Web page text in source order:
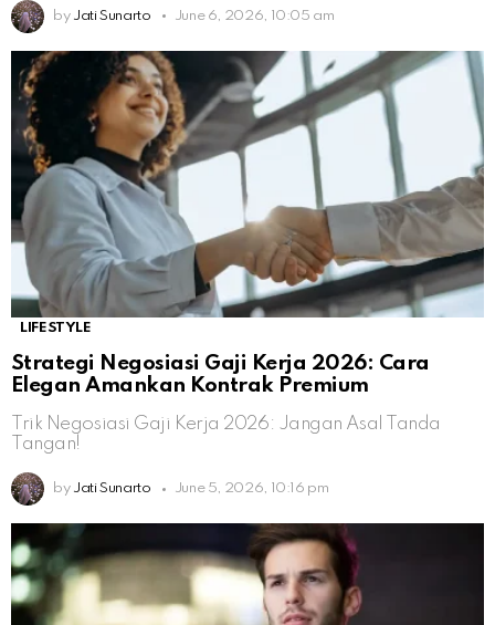
by Jati Sunarto June 6, 2026, 10:05 am
LIFESTYLE
Strategi Negosiasi Gaji Kerja 2026: Cara
Elegan Amankan Kontrak Premium
Trik Negosiasi Gaji Kerja 2026: Jangan Asal Tanda
Tangan!
by Jati Sunarto June 5, 2026, 10:16 pm